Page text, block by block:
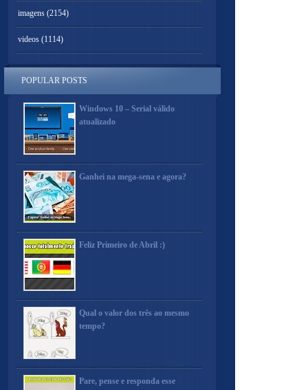
imagens (2154)
videos (1114)
POPULAR POSTS
Windows 10 – Serial válido
atualizado
Ganhei na mega-sena e agora?
Feliz Primeiro de Abril :)
Qual o valor dos três ao mesmo
tempo?
Pare, pense e responda esse